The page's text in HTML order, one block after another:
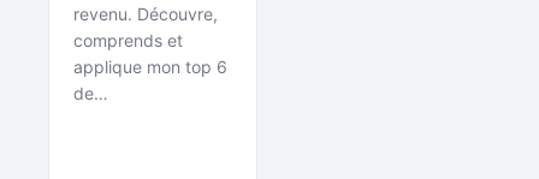
revenu. Découvre,
comprends et
applique mon top 6
de…